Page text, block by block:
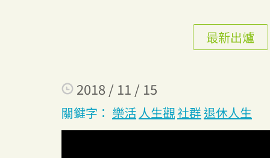
最新出爐
2018 / 11 / 15
關鍵字： 樂活人生觀社群 退休人生